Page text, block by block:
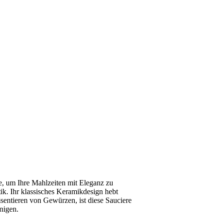
um Ihre Mahlzeiten mit Eleganz zu
Ihr klassisches Keramikdesign hebt
von Gewürzen, ist diese Sauciere